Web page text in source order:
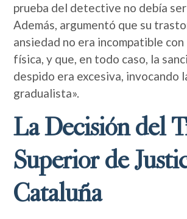
prueba del detective no debía
Además, argumentó que su
ansiedad no era incompatible
física, y que, en todo caso, la
despido era excesiva, invocando
gradualista».
La Decisión del
Superior de
Cataluña